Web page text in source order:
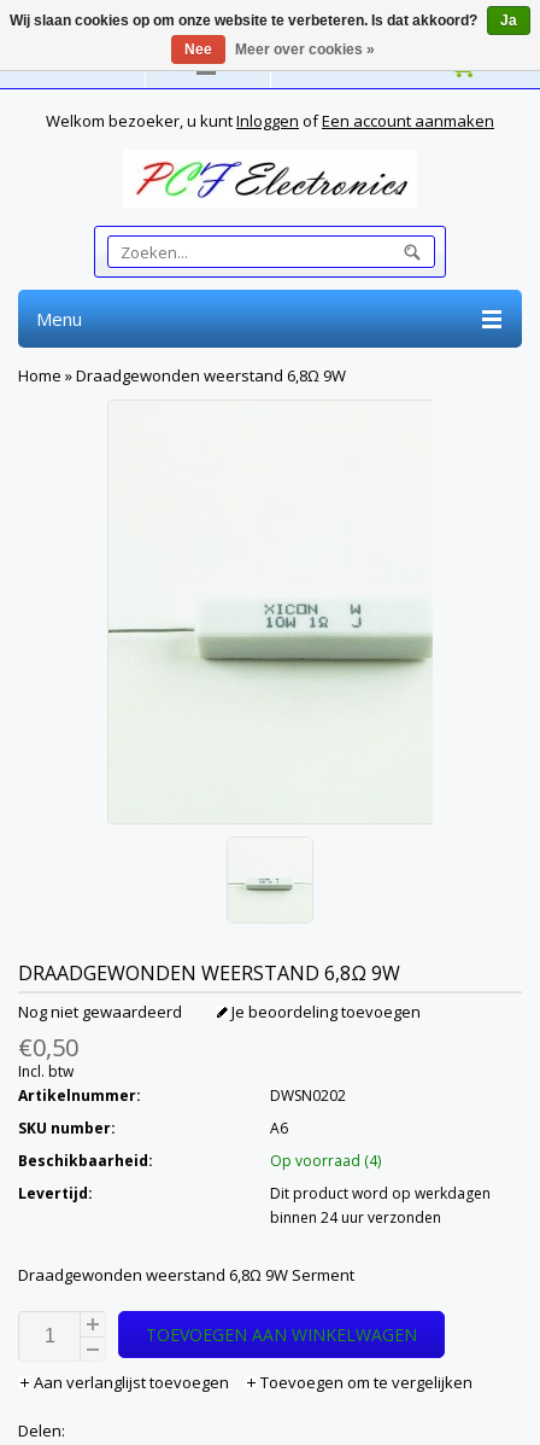
Nederlands
Welkom bezoeker, u kuntInloggen ofEen account aanmaken
Menu
Home »Draadgewonden weerstand 6,8Ω 9W
DRAADGEWONDEN WEERSTAND 6,8Ω 9W
Nog niet gewaardeerd Je beoordeling toevoegen
€0,50
Incl. btw
Artikelnummer:
DWSN0202
SKU number:
A6
Beschikbaarheid:
Op voorraad (4)
Levertijd:
Dit product word op werkdagen
binnen 24 uur verzonden
Draadgewonden weerstand 6,8Ω 9W Serment
TOEVOEGEN AAN WINKELWAGEN
Aan verlanglijst toevoegen Toevoegen om te vergelijken
Delen:
Wij slaan cookies op om onze website te verbeteren. Is dat akkoord?
Ja
Nee
Meer over cookies »